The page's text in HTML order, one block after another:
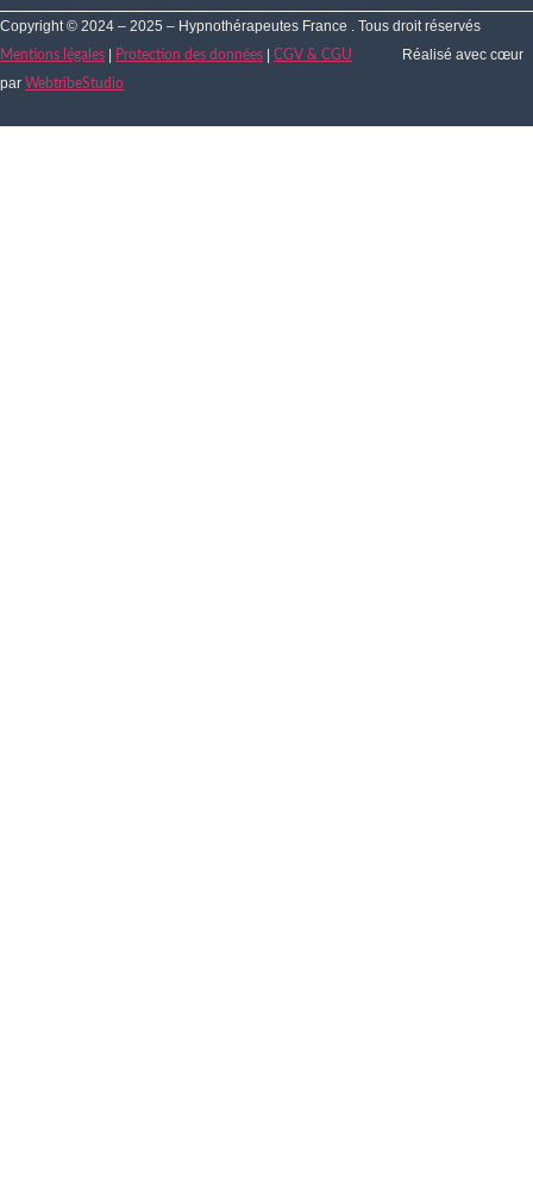
Copyright © 2024 – 2025 – Hypnothérapeutes France . Tous droit réservés
Mentions légales | Protection des données | CGV & CGU
Réalisé avec cœur
par WebtribeStudio